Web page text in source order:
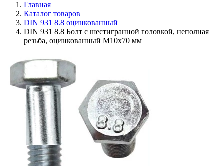
Главная
Каталог товаров
DIN 931 8.8 оцинкованный
DIN 931 8.8 Болт с шестигранной головкой, неполная
резьба, оцинкованный M10x70 мм